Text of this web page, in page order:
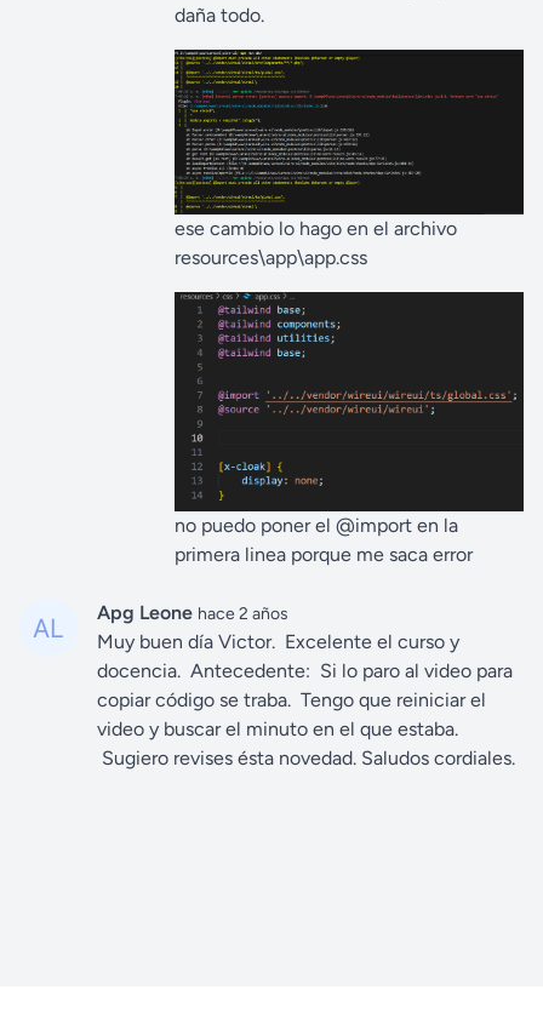
daña todo.
ese cambio lo hago en el archivo
resources\app\app.css
no puedo poner el @import en la
primera linea porque me saca error
Apg Leone hace 2 años
Muy buen día Victor. Excelente el curso y
docencia. Antecedente: Si lo paro al video para
copiar código se traba. Tengo que reiniciar el
video y buscar el minuto en el que estaba.
Sugiero revises ésta novedad. Saludos cordiales.